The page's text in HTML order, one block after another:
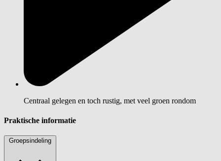
Centraal gelegen en toch rustig, met veel groen rondom
Praktische informatie
Groepsindeling